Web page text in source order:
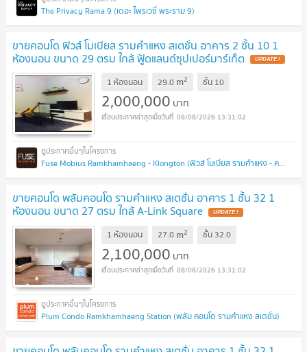
The Privacy Rama 9 (เดอะ ไพรเวซี่ พระราม 9)
ขายคอนโด ฟิวส์ โมเบียส รามคำแหง สเตชั่น อาคาร 2 ชั้น 10 1
ห้องนอน ขนาด 29 ตรม ใกล้ ฟู้ดแลนด์ซุปเปอร์มาร์เก็ต UPDATE !
1 ห้องนอน 29.0 m2 ชั้น 10
2,000,000 บาท
08/08/2026 13:31:02
Fuse Mobius Ramkhamhaeng - Klongton (ฟิวส์ โมเบียส รามคำแหง - คลองตัน)
ขายคอนโด พลัมคอนโด รามคำแหง สเตชั่น อาคาร 1 ชั้น 32 1
ห้องนอน ขนาด 27 ตรม ใกล้ A-Link Square UPDATE !
1 ห้องนอน 27.0 m2 ชั้น 32.0
2,100,000 บาท
08/08/2026 13:31:02
Plum Condo Ramkhamhaeng Station (พลัม คอนโด รามคำแหง สเตชั่น)